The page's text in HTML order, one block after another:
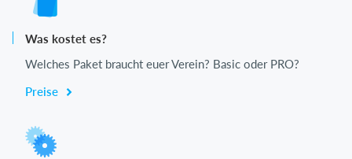
Was kostet es?
Welches Paket braucht euer Verein? Basic oder PRO?
Preise